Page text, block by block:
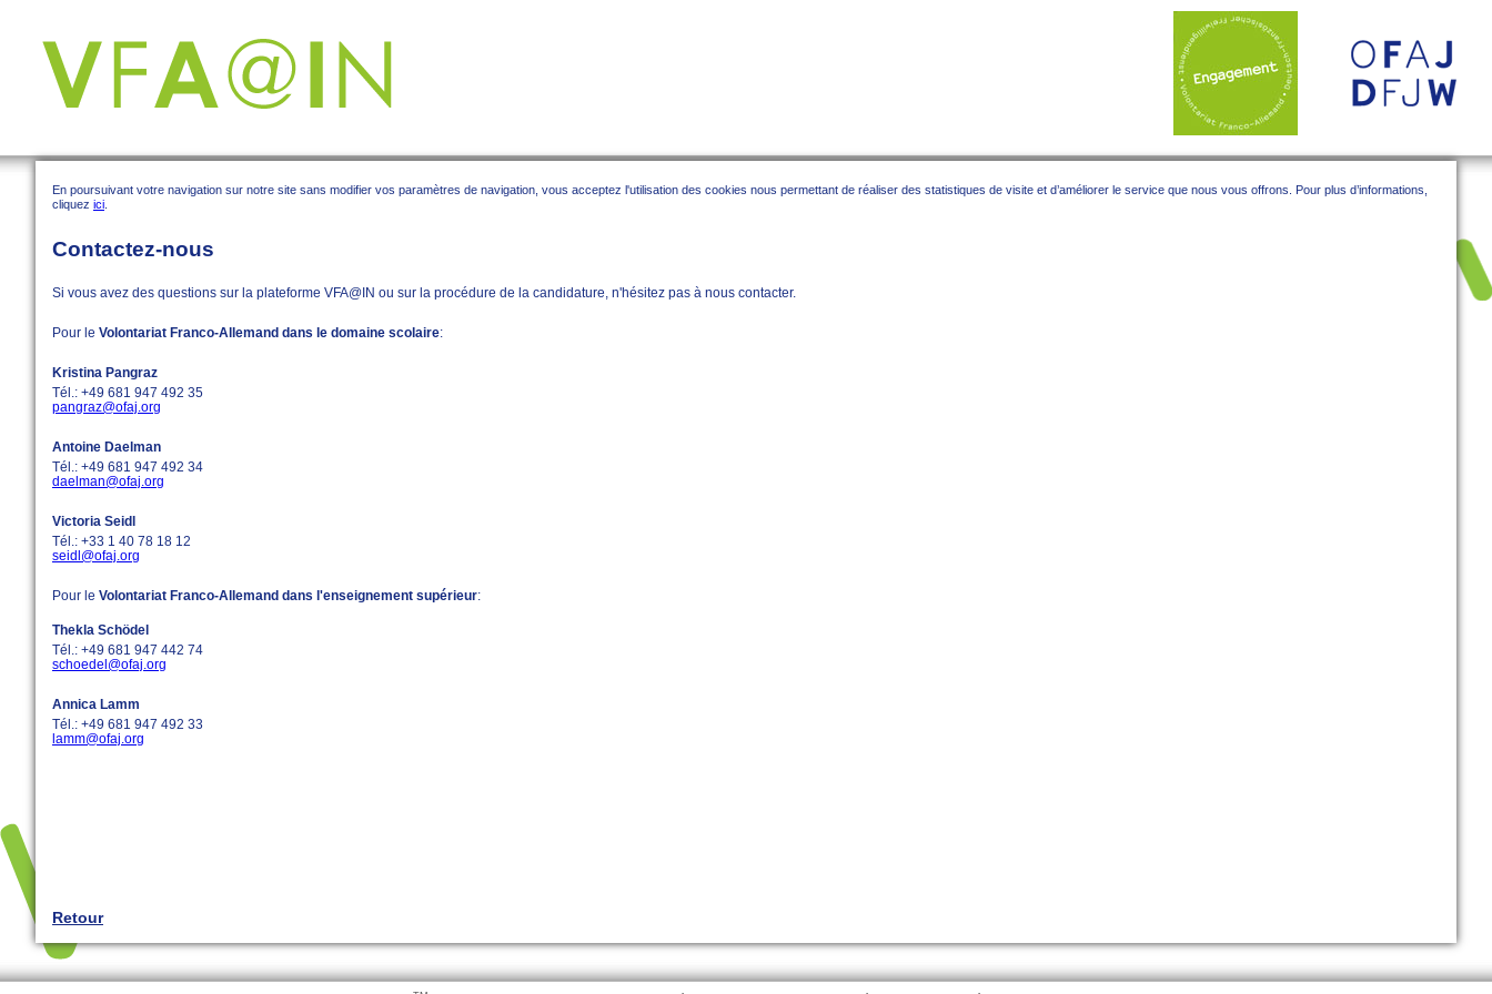
En poursuivant votre navigation sur notre site sans modifier vos paramètres de navigation, vous acceptez l'utilisation des cookies nous permettant de réaliser des statistiques de visite et d’améliorer le service que nous vous offrons. Pour plus d’informations,
cliquez ici
Contactez-nous
Si vous avez des questions sur la plateforme VFA@IN ou sur la procédure de la candidature, n'hésitez pas à nous contacter.
Pour le Volontariat Franco-Allemand dans le domaine scolaire:
Kristina Pangraz
Tél.: +49 681 947 492 35
pangraz@ofaj.org
Antoine Daelman
Tél.: +49 681 947 492 34
daelman@ofaj.org
Victoria Seidl
Tél.: +33 1 40 78 18 12
seidl@ofaj.org
Pour le Volontariat Franco-Allemand dans l'enseignement supérieur:
Thekla Schödel
Tél.: +49 681 947 442 74
schoedel@ofaj.org
Annica Lamm
Tél.: +49 681 947 492 33
lamm@ofaj.org
Retour